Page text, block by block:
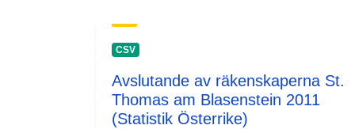
CSV
Avslutande av räkenskaperna St.
Thomas am Blasenstein 2011
(Statistik Österrike)